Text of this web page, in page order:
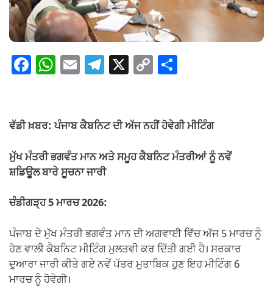
F
e
o
o
k
W
s
p
p
E T
gr
m
X C
y
n
e
ਵੱਡੀ ਖ਼ਬਰ: ਪੰਜਾਬ ਕੈਬਨਿਟ ਦੀ ਅੱਜ ਨਹੀਂ ਹੋਵੇਗੀ ਮੀਟਿੰਗ
ਮੁੱਖ ਮੰਤਰੀ ਭਗਵੰਤ ਮਾਨ ਅਤੇ ਸਮੂਹ ਕੈਬਨਿਟ ਮੰਤਰੀਆਂ ਨੂੰ ਨਵੇਂ
ਸ਼ਡਿਊਲ ਬਾਰੇ ਸੂਚਨਾ ਜਾਰੀ
ਚੰਡੀਗੜ੍ਹ 5 ਮਾਰਚ 2026:
ਪੰਜਾਬ ਦੇ ਮੁੱਖ ਮੰਤਰੀ ਭਗਵੰਤ ਮਾਨ ਦੀ ਅਗਵਾਈ ਵਿੱਚ ਅੱਜ 5 ਮਾਰਚ ਨੂੰ
ਹੋਣ ਵਾਲੀ ਕੈਬਨਿਟ ਮੀਟਿੰਗ ਮੁਲਤਵੀ ਕਰ ਦਿੱਤੀ ਗਈ ਹੈ। ਸਰਕਾਰ
ਦੁਆਰਾ ਜਾਰੀ ਕੀਤੇ ਗਏ ਨਵੇਂ ਪੱਤਰ ਮੁਤਾਬਿਕ ਹੁਣ ਇਹ ਮੀਟਿੰਗ 6
ਮਾਰਚ ਨੂੰ ਹੋਵੇਗੀ।